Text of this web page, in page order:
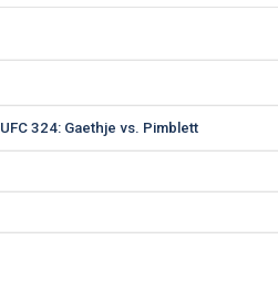
UFC 324: Gaethje vs. Pimblett